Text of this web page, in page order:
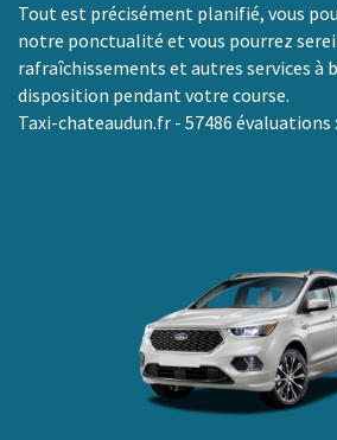
Tout est précisément planifié, vous
notre ponctualité et vous pourrez
rafraîchissements et autres services à
disposition pendant votre course.
Taxi-chateaudun.fr - 57486 évaluations :